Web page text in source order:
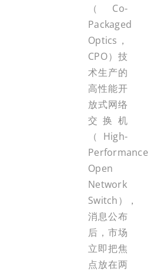
（Co-
Packaged
Optics，
CPO）技
术生产的
高性能开
放式网络
交换机
（High-
Performance
Open
Network
Switch），
消息公布
后，市场
立即把焦
点放在两